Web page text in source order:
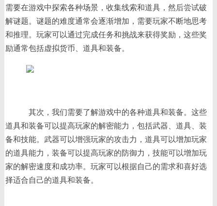
需要在游戏中探索各种场景，收集线索和道具，然后尝试破
解谜题。谜题的难度通常会逐渐增加，需要玩家不断地思考
和推理。玩家可以通过完成任务和挑战来获得奖励，这些奖
励通常包括虚拟货币、道具和装备。
其次，我们需要了解游戏中的各种道具和装备。这些
道具和装备可以提高玩家的解密能力，包括武器、道具、装
备和技能。武器可以增强玩家的攻击力，道具可以增加玩家
的道具能力，装备可以提高玩家的防御力，技能可以增加玩
家的解密速度和成功率。玩家可以根据自己的需求和喜好选
择适合自己的道具和装备。